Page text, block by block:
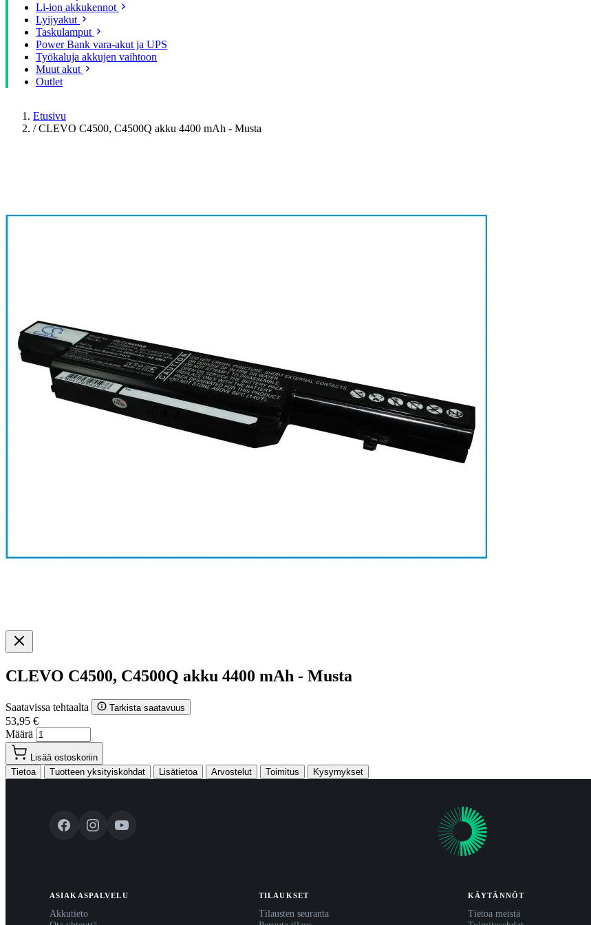
Li-ion akkukennot
Lyijyakut
Taskulamput
Power Bank vara-akut ja UPS
Työkaluja akkujen vaihtoon
Muut akut
Outlet
Etusivu
/ CLEVO C4500, C4500Q akku 4400 mAh - Musta
CLEVO C4500, C4500Q akku 4400 mAh - Musta
Saatavissa tehtaalta Tarkista saatavuus
53,95 €
Määrä
Lisää ostoskoriin
Tietoa
Tuotteen yksityiskohdat Lisätietoa Arvostelut Toimitus Kysymykset
ASIAKASPALVELU
Akkutieto
TILAUKSET
Tilausten seuranta
KÄYTÄNNÖT
Tietoa meistä